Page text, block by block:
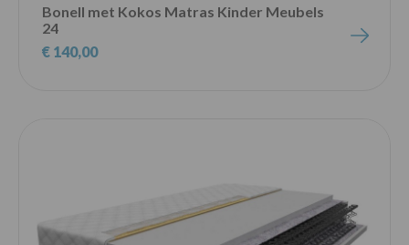
Bonell met Kokos Matras Kinder Meubels
24
€ 140,00